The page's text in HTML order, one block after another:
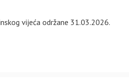
vijeća održane 31.03.2026.